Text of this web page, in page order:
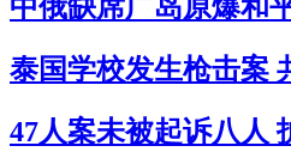
中俄缺席广岛原爆和
泰国学校发生枪击案
47人案未被起诉八人